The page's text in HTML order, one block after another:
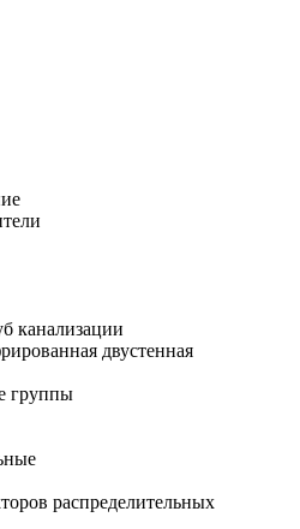
канализации
двустенная
группы
распределительных